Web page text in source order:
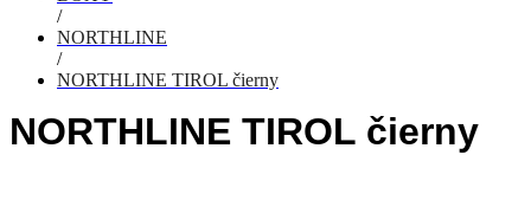
/
NORTHLINE
/
NORTHLINE TIROL čierny
NORTHLINE TIROL čierny